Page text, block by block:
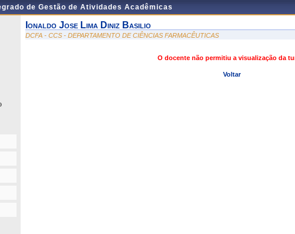
de Gestão de Atividades Acadêmicas
Ionaldo Jose Lima Diniz Basilio
DCFA - CCS - DEPARTAMENTO DE CIÊNCIAS FARMACÊUTICAS
O docente não permitiu a visualização da
Voltar